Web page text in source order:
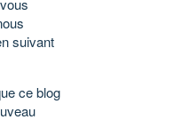
suivant
ce blog